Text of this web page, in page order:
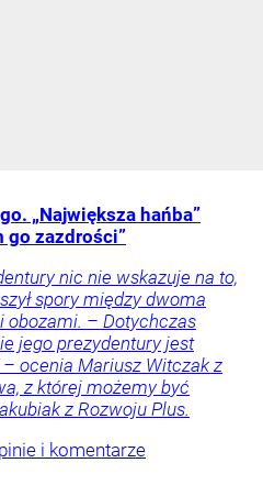
„Największa hańba”
go zazdrości”
nic nie wskazuje na to,
spory między dwoma
– Dotychczas
jego prezydentury jest
ocenia Mariusz Witczak z
z której możemy być
z Rozwoju Plus.
i komentarze